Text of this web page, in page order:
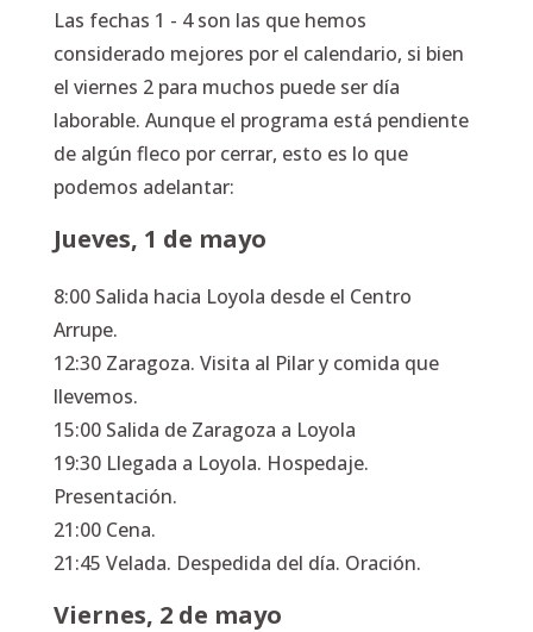
Las fechas 1 - 4 son las que hemos
considerado mejores por el calendario, si bien
el viernes 2 para muchos puede ser día
laborable. Aunque el programa está pendiente
de algún fleco por cerrar, esto es lo que
podemos adelantar:
Jueves, 1 de mayo
8:00 Salida hacia Loyola desde el Centro
Arrupe.
12:30 Zaragoza. Visita al Pilar y comida que
llevemos.
15:00 Salida de Zaragoza a Loyola
19:30 Llegada a Loyola. Hospedaje.
Presentación.
21:00 Cena.
21:45 Velada. Despedida del día. Oración.
Viernes, 2 de mayo